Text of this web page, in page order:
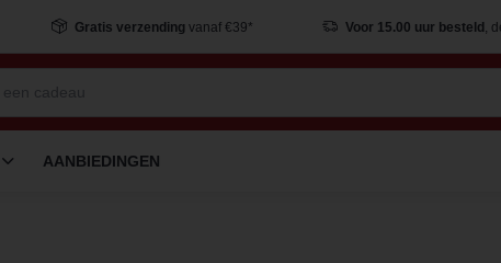
Gratis verzending vanaf €39* Voor 15.00 uur besteld ,
AANBIEDINGEN